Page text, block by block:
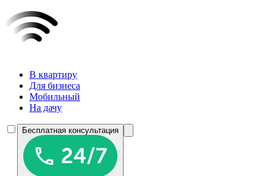
В квартиру
Для бизнеса
Мобильный
На дачу
Бесплатная консультация